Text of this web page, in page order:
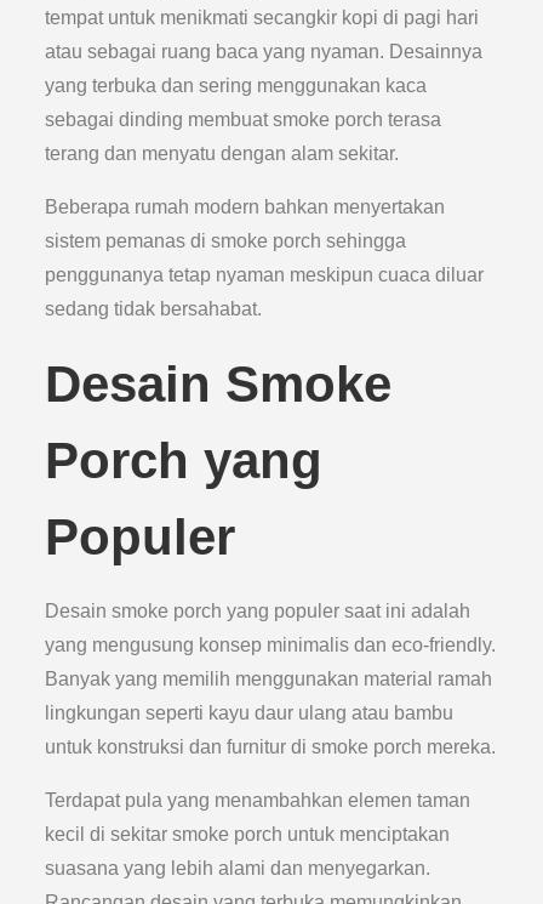
tempat untuk menikmati secangkir kopi di pagi hari
atau sebagai ruang baca yang nyaman. Desainnya
yang terbuka dan sering menggunakan kaca
sebagai dinding membuat smoke porch terasa
terang dan menyatu dengan alam sekitar.
Beberapa rumah modern bahkan menyertakan
sistem pemanas di smoke porch sehingga
penggunanya tetap nyaman meskipun cuaca diluar
sedang tidak bersahabat.
Desain Smoke
Porch yang
Populer
Desain smoke porch yang populer saat ini adalah
yang mengusung konsep minimalis dan eco-friendly.
Banyak yang memilih menggunakan material ramah
lingkungan seperti kayu daur ulang atau bambu
untuk konstruksi dan furnitur di smoke porch mereka.
Terdapat pula yang menambahkan elemen taman
kecil di sekitar smoke porch untuk menciptakan
suasana yang lebih alami dan menyegarkan.